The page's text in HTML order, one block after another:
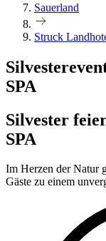
Sauerland
Struck
SPA
Silvester
SPA
Im Herzen der Natur
Gäste zu einem